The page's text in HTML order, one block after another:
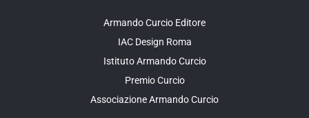
Armando Curcio Editore
IAC Design Roma
Istituto Armando Curcio
Premio Curcio
Associazione Armando Curcio